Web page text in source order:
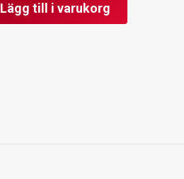
Lägg till i varukorg